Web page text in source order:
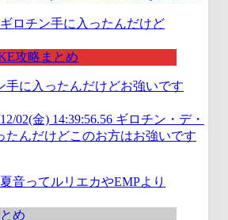
攻略まとめ
手に入ったんだけどお強いです
02(金) 14:39:56.56 ギロチン・デ・
たんだけどこのお方はお強いです
め